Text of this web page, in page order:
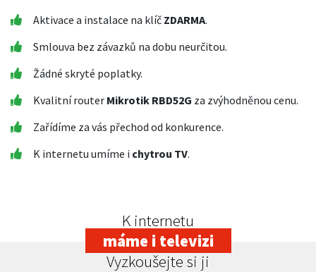
Aktivace a instalace na klíč ZDARMA.
Smlouva bez závazků na dobu neurčitou.
Žádné skryté poplatky.
Kvalitní router Mikrotik RBD52G za zvýhodněnou cenu.
Zařídíme za vás přechod od konkurence.
K internetu umíme i chytrou TV.
K internetu
máme i televizi
Vyzkoušejte si ji